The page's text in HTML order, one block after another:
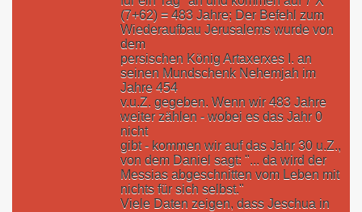
(7+62) = 483 Jahre; Der Befehl zum
Wiederaufbau Jerusalems wurde von
dem
persischen König Artaxerxes I. an
seinen Mundschenk Nehemjah im
Jahre 454
v.u.Z. gegeben. Wenn wir 483 Jahre
weiter zählen - wobei es das Jahr 0
nicht
gibt - kommen wir auf das Jahr 30 u.Z.,
von dem Daniel sagt: "... da wird der
Messias abgeschnitten vom Leben mit
nichts für sich selbst."
Viele Daten zeigen, dass Jeschua in